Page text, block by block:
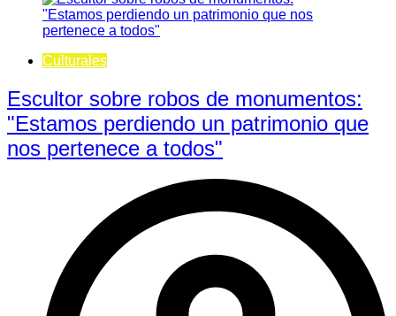
Culturales
Escultor sobre robos de monumentos:
"Estamos perdiendo un patrimonio que
nos pertenece a todos"